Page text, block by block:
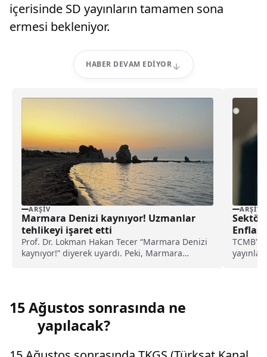
içerisinde SD yayınların tamamen sona
ermesi bekleniyor.
HABER DEVAM EDIYOR
ARŞIV
Marmara Denizi kaynıyor! Uzmanlar
tehlikeyi işaret etti
Prof. Dr. Lokman Hakan Tecer “Marmara Denizi
kaynıyor!” diyerek uyardı. Peki, Marmara
ARŞIV
15 Ağustos sonrasında ne
yapılacak?